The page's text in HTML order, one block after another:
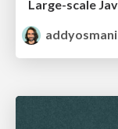
Large-scale
addyosmani